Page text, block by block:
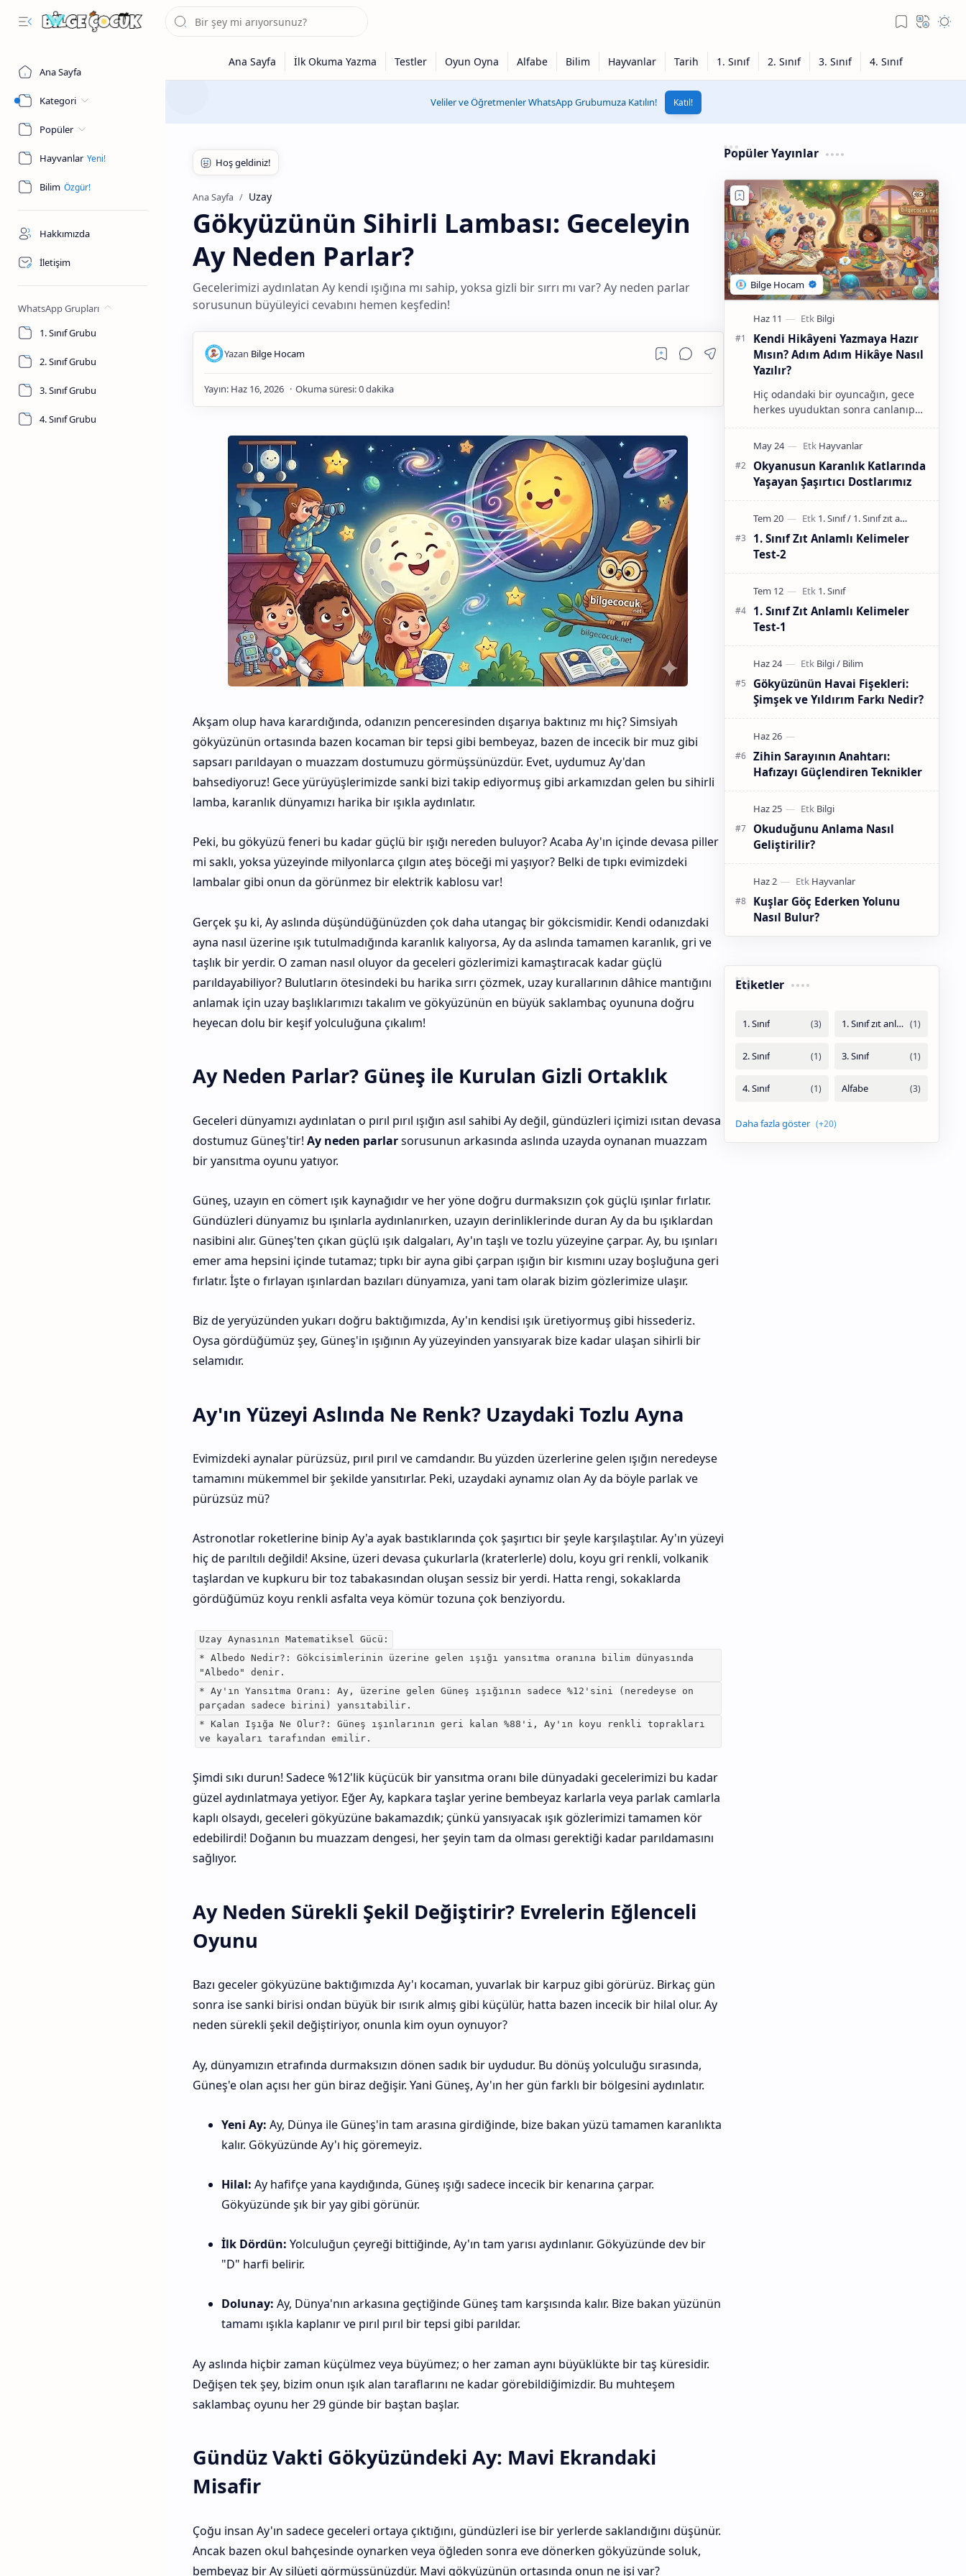
Ana Sayfa
Kategori
Popüler
Hayvanlar
Bilim
Hakkımızda
İletişim
WhatsApp Grupları
1. Sınıf Grubu
2. Sınıf Grubu
3. Sınıf Grubu
4. Sınıf Grubu
Veliler ve Öğretmenler WhatsApp Grubumuza Katılın! Katıl!
Ana Sayfa Uzay
Gökyüzünün Sihirli Lambası: Geceleyin
Ay Neden Parlar?
Gecelerimizi aydınlatan Ay kendi ışığına mı sahip, yoksa gizli bir sırrı mı var? Ay neden parlar
sorusunun büyüleyici cevabını hemen keşfedin!
Akşam olup hava karardığında, odanızın penceresinden dışarıya baktınız mı hiç? Simsiyah
gökyüzünün ortasında bazen kocaman bir tepsi gibi bembeyaz, bazen de incecik bir muz gibi
sapsarı parıldayan o muazzam dostumuzu görmüşsünüzdür. Evet, uydumuz Ay'dan
bahsediyoruz! Gece yürüyüşlerimizde sanki bizi takip ediyormuş gibi arkamızdan gelen bu sihirli
lamba, karanlık dünyamızı harika bir ışıkla aydınlatır.
Peki, bu gökyüzü feneri bu kadar güçlü bir ışığı nereden buluyor? Acaba Ay'ın içinde devasa piller
mi saklı, yoksa yüzeyinde milyonlarca çılgın ateş böceği mi yaşıyor? Belki de tıpkı evimizdeki
lambalar gibi onun da görünmez bir elektrik kablosu var!
Gerçek şu ki, Ay aslında düşündüğünüzden çok daha utangaç bir gökcismidir. Kendi odanızdaki
ayna nasıl üzerine ışık tutulmadığında karanlık kalıyorsa, Ay da aslında tamamen karanlık, gri ve
taşlık bir yerdir. O zaman nasıl oluyor da geceleri gözlerimizi kamaştıracak kadar güçlü
parıldayabiliyor? Bulutların ötesindeki bu harika sırrı çözmek, uzay kurallarının dâhice mantığını
anlamak için uzay başlıklarımızı takalım ve gökyüzünün en büyük saklambaç oyununa doğru
heyecan dolu bir keşif yolculuğuna çıkalım!
Ay Neden Parlar? Güneş ile Kurulan Gizli Ortaklık
Geceleri dünyamızı aydınlatan o pırıl pırıl ışığın asıl sahibi Ay değil, gündüzleri içimizi ısıtan devasa
dostumuz Güneş'tir! Ay neden parlarsorusunun arkasında aslında uzayda oynanan muazzam
bir yansıtma oyunu yatıyor.
Güneş, uzayın en cömert ışık kaynağıdır ve her yöne doğru durmaksızın çok güçlü ışınlar fırlatır.
Gündüzleri dünyamız bu ışınlarla aydınlanırken, uzayın derinliklerinde duran Ay da bu ışıklardan
nasibini alır. Güneş'ten çıkan güçlü ışık dalgaları, Ay'ın taşlı ve tozlu yüzeyine çarpar. Ay, bu ışınları
emer ama hepsini içinde tutamaz; tıpkı bir ayna gibi çarpan ışığın bir kısmını uzay boşluğuna geri
fırlatır. İşte o fırlayan ışınlardan bazıları dünyamıza, yani tam olarak bizim gözlerimize ulaşır.
Biz de yeryüzünden yukarı doğru baktığımızda, Ay'ın kendisi ışık üretiyormuş gibi hissederiz.
Oysa gördüğümüz şey, Güneş'in ışığının Ay yüzeyinden yansıyarak bize kadar ulaşan sihirli bir
selamıdır.
Ay'ın Yüzeyi Aslında Ne Renk? Uzaydaki Tozlu Ayna
Evimizdeki aynalar pürüzsüz, pırıl pırıl ve camdandır. Bu yüzden üzerlerine gelen ışığın neredeyse
tamamını mükemmel bir şekilde yansıtırlar. Peki, uzaydaki aynamız olan Ay da böyle parlak ve
pürüzsüz mü?
Astronotlar roketlerine binip Ay'a ayak bastıklarında çok şaşırtıcı bir şeyle karşılaştılar. Ay'ın yüzeyi
hiç de parıltılı değildi! Aksine, üzeri devasa çukurlarla (kraterlerle) dolu, koyu gri renkli, volkanik
taşlardan ve kupkuru bir toz tabakasından oluşan sessiz bir yerdi. Hatta rengi, sokaklarda
gördüğümüz koyu renkli asfalta veya kömür tozuna çok benziyordu.
Uzay Aynasının Matematiksel Gücü:
* Albedo Nedir?: Gökcisimlerinin üzerine gelen ışığı yansıtma oranına bilim dünyasında
"Albedo" denir.
* Ay'ın Yansıtma Oranı: Ay, üzerine gelen Güneş ışığının sadece %12'sini (neredeyse on
parçadan sadece birini) yansıtabilir.
* Kalan Işığa Ne Olur?: Güneş ışınlarının geri kalan %88'i, Ay'ın koyu renkli toprakları
ve kayaları tarafından emilir.
Şimdi sıkı durun! Sadece %12'lik küçücük bir yansıtma oranı bile dünyadaki gecelerimizi bu kadar
güzel aydınlatmaya yetiyor. Eğer Ay, kapkara taşlar yerine bembeyaz karlarla veya parlak camlarla
kaplı olsaydı, geceleri gökyüzüne bakamazdık; çünkü yansıyacak ışık gözlerimizi tamamen kör
edebilirdi! Doğanın bu muazzam dengesi, her şeyin tam da olması gerektiği kadar parıldamasını
sağlıyor.
Ay Neden Sürekli Şekil Değiştirir? Evrelerin Eğlenceli
Oyunu
Bazı geceler gökyüzüne baktığımızda Ay'ı kocaman, yuvarlak bir karpuz gibi görürüz. Birkaç gün
sonra ise sanki birisi ondan büyük bir ısırık almış gibi küçülür, hatta bazen incecik bir hilal olur. Ay
neden sürekli şekil değiştiriyor, onunla kim oyun oynuyor?
Ay, dünyamızın etrafında durmaksızın dönen sadık bir uydudur. Bu dönüş yolculuğu sırasında,
Güneş'e olan açısı her gün biraz değişir. Yani Güneş, Ay'ın her gün farklı bir bölgesini aydınlatır.
Yeni Ay: Ay, Dünya ile Güneş'in tam arasına girdiğinde, bize bakan yüzü tamamen karanlıkta
kalır. Gökyüzünde Ay'ı hiç göremeyiz.
Hilal: Ay hafifçe yana kaydığında, Güneş ışığı sadece incecik bir kenarına çarpar.
Gökyüzünde şık bir yay gibi görünür.
İlk Dördün: Yolculuğun çeyreği bittiğinde, Ay'ın tam yarısı aydınlanır. Gökyüzünde dev bir
"D" harfi belirir.
Dolunay: Ay, Dünya'nın arkasına geçtiğinde Güneş tam karşısında kalır. Bize bakan yüzünün
tamamı ışıkla kaplanır ve pırıl pırıl bir tepsi gibi parıldar.
Ay aslında hiçbir zaman küçülmez veya büyümez; o her zaman aynı büyüklükte bir taş küresidir.
Değişen tek şey, bizim onun ışık alan taraflarını ne kadar görebildiğimizdir. Bu muhteşem
saklambaç oyunu her 29 günde bir baştan başlar.
Gündüz Vakti Gökyüzündeki Ay: Mavi Ekrandaki
Misafir
Çoğu insan Ay'ın sadece geceleri ortaya çıktığını, gündüzleri ise bir yerlerde saklandığını düşünür.
Ancak bazen okul bahçesinde oynarken veya öğleden sonra eve dönerken gökyüzünde soluk,
bembeyaz bir Ay silüeti görmüşsünüzdür. Mavi gökyüzünün ortasında onun ne işi var?
Popüler Yayınlar
Kendi Hikâyeni Yazmaya Hazır
Mısın? Adım Adım Hikâye Nasıl
Yazılır?
Hiç odandaki bir oyuncağın, gece
herkes uyuduktan sonra canlanıp
aslında konuşa…
Okyanusun Karanlık Katlarında
Yaşayan Şaşırtıcı Dostlarımız
1. Sınıf Zıt Anlamlı Kelimeler
Test-2
1. Sınıf Zıt Anlamlı Kelimeler
Test-1
Gökyüzünün Havai Fişekleri:
Şimşek ve Yıldırım Farkı Nedir?
Zihin Sarayının Anahtarı:
Hafızayı Güçlendiren Teknikler
Okuduğunu Anlama Nasıl
Geliştirilir?
Kuşlar Göç Ederken Yolunu
Nasıl Bulur?
Etiketler